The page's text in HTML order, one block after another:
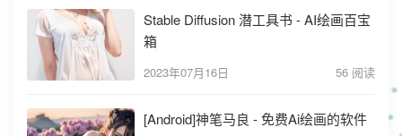
Stable Diffusion 潜工具书 - AI绘画百宝
箱
2023年07月16日 56 阅读
[Android]神笔马良 - 免费Ai绘画的软件